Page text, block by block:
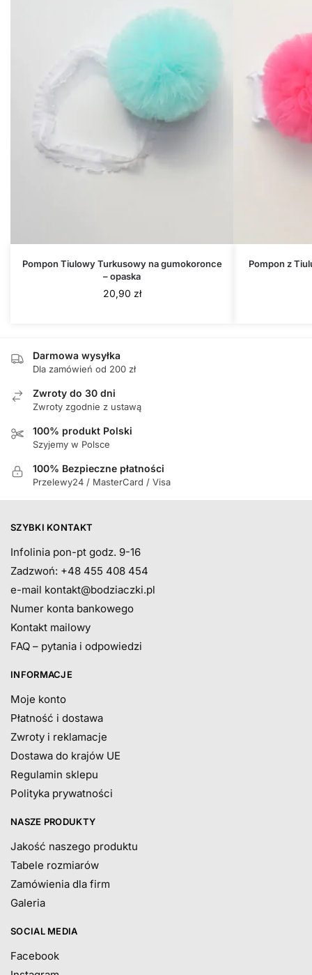
Pompon Tiulowy Turkusowy na gumokoronce
– opaska
20,90 zł
Pompon z
Darmowa wysyłka
Dla zamówień od 200 zł
Zwroty do 30 dni
Zwroty zgodnie z ustawą
100% produkt Polski
Szyjemy w Polsce
100% Bezpieczne płatności
Przelewy24 / MasterCard / Visa
SZYBKI KONTAKT
Infolinia pon-pt godz. 9-16
Zadzwoń: +48 455 408 454
e-mail kontakt@bodziaczki.pl
Numer konta bankowego
Kontakt mailowy
FAQ – pytania i odpowiedzi
INFORMACJE
Moje konto
Płatność i dostawa
Zwroty i reklamacje
Dostawa do krajów UE
Regulamin sklepu
Polityka prywatności
NASZE PRODUKTY
Jakość naszego produktu
Tabele rozmiarów
Zamówienia dla firm
Galeria
SOCIAL MEDIA
Facebook